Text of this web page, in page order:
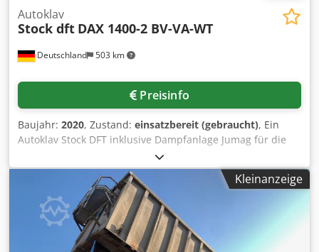
Deutschland 503 km
Autoklav
Stock dft DAX 1400-2 BV-VA-WT
Preisinfo
Baujahr: 2020, Zustand: einsatzbereit (gebraucht), Ein
Autoklav Stock DFT inklusive Dampfanlage Jumag für die
Lebensmittelindustrie steht zur Verfügung.
Chargenwagenkapazität: 2, Prozessverfahren: Dampf-
Wasser-Sprühen, Einsatz: Sterilisation/Pasteurisation,
Bruttovolumen: ca. 1550l, Dampfanlage: Jumag DG560,
Dampfleistung: ca. 560kg/h. Inklusive 6 Chargenwagen.
Dokumentation vorhanden. Eine Besichtigung vor Ort ist
möglich. Dsdpfx Adsyh Nvgjhekr
Kleinanzeige